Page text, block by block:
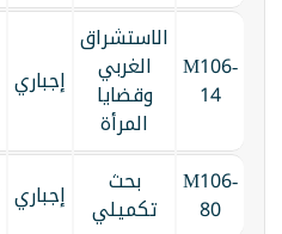
M106-
14
الاستشراق
الغربي
وقضايا
المرأة
إجباري
M106-
80
بحث
تكميلي إجباري